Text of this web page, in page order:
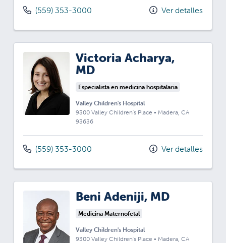
(559) 353-3000 Ver detalles
Victoria Acharya,
MD
Especialista en medicina hospitalaria
Valley Children's Hospital
9300 Valley Children's Place • Madera, CA
93636
(559) 353-3000 Ver detalles
Beni Adeniji, MD
Medicina Maternofetal
Valley Children's Hospital
9300 Valley Children's Place • Madera, CA